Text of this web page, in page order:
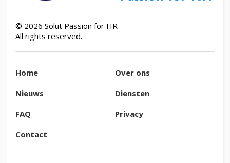
© 2026 Solut Passion for HR
All rights reserved.
Home
Over ons
Nieuws
Diensten
FAQ
Privacy
Contact